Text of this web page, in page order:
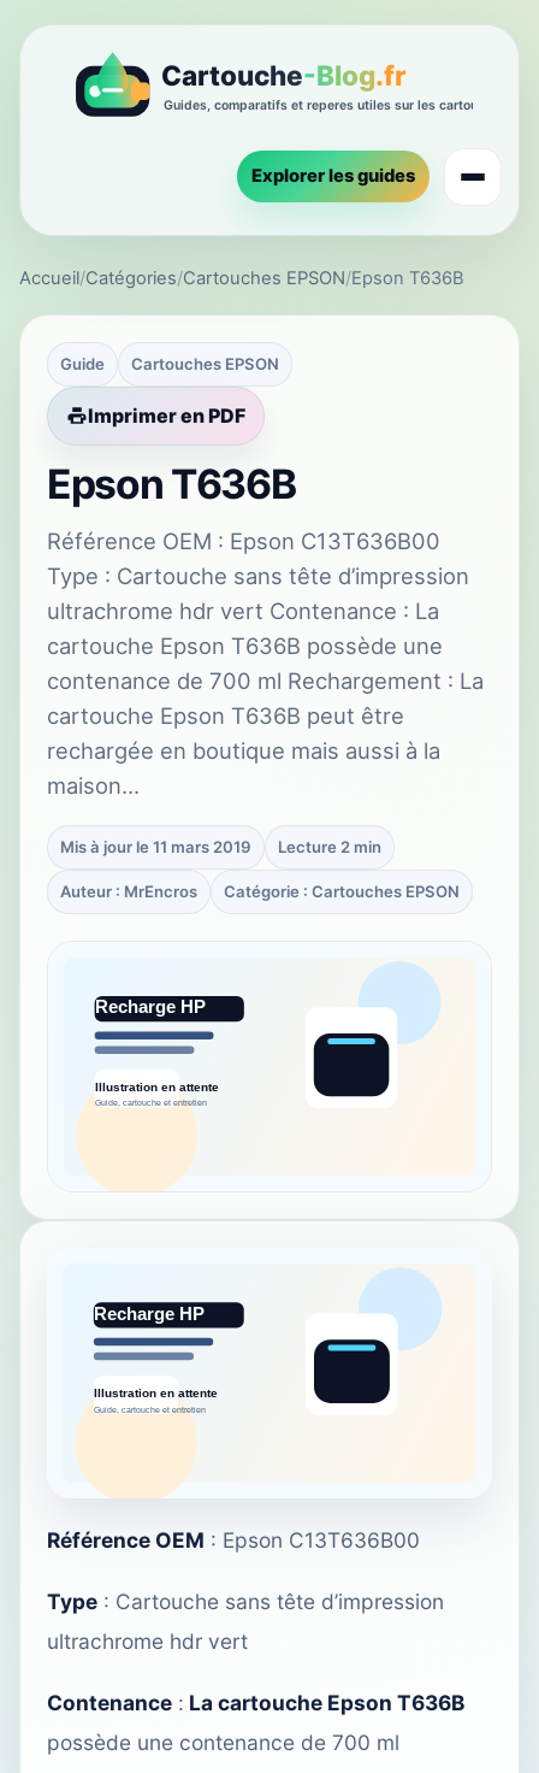
Explorer les guides
Accueil/Catégories/Cartouches EPSON/Epson T636B
Guide Cartouches EPSON
Imprimer en PDF
Epson T636B
Référence OEM : Epson C13T636B00
Type : Cartouche sans tête d’impression
ultrachrome hdr vert Contenance : La
cartouche Epson T636B possède une
contenance de 700 ml Rechargement : La
cartouche Epson T636B peut être
rechargée en boutique mais aussi à la
maison…
Mis à jour le 11 mars 2019 Lecture 2 min
Auteur : MrEncros Catégorie : Cartouches EPSON
Référence OEM : Epson C13T636B00
Type : Cartouche sans tête d’impression
ultrachrome hdr vert
Contenance : La cartouche Epson T636B
possède une contenance de 700 ml